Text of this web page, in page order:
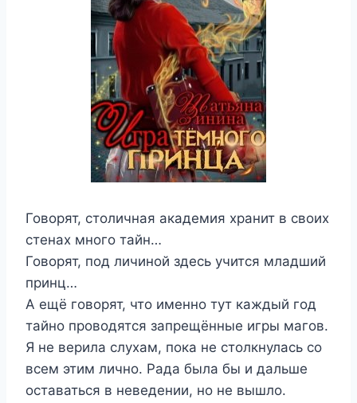
Говорят, столичная академия хранит в своих
стенах много тайн…
Говорят, под личиной здесь учится младший
принц…
А ещё говорят, что именно тут каждый год
тайно проводятся запрещённые игры магов.
Я не верила слухам, пока не столкнулась со
всем этим лично. Рада была бы и дальше
оставаться в неведении, но не вышло.